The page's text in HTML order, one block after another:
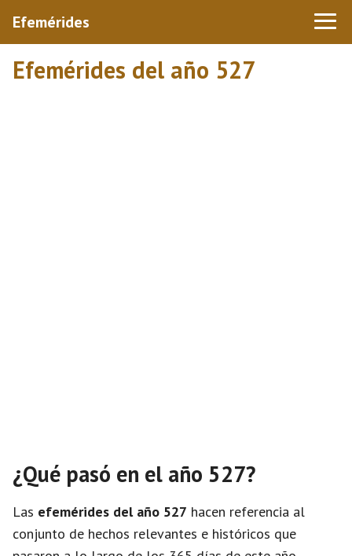
Efemérides
Efemérides del año 527
¿Qué pasó en el año 527?
Las efemérides del año 527 hacen referencia al
conjunto de hechos relevantes e históricos que